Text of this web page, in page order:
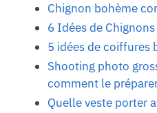
Chignon bohème
6 Idées de
5 idées de coiffures
Shooting photo
comment le
Quelle veste porter